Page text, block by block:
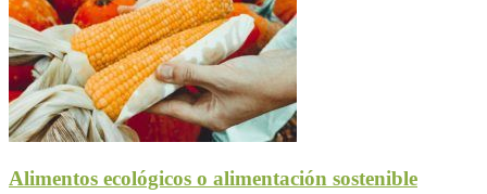
Alimentos ecológicos o alimentación sostenible